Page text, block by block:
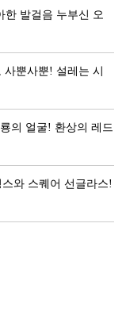
발걸음 누부신 오
뿐사뿐! 설레는 시
의 얼굴! 환상의 레드
와 스퀘어 선글라스!